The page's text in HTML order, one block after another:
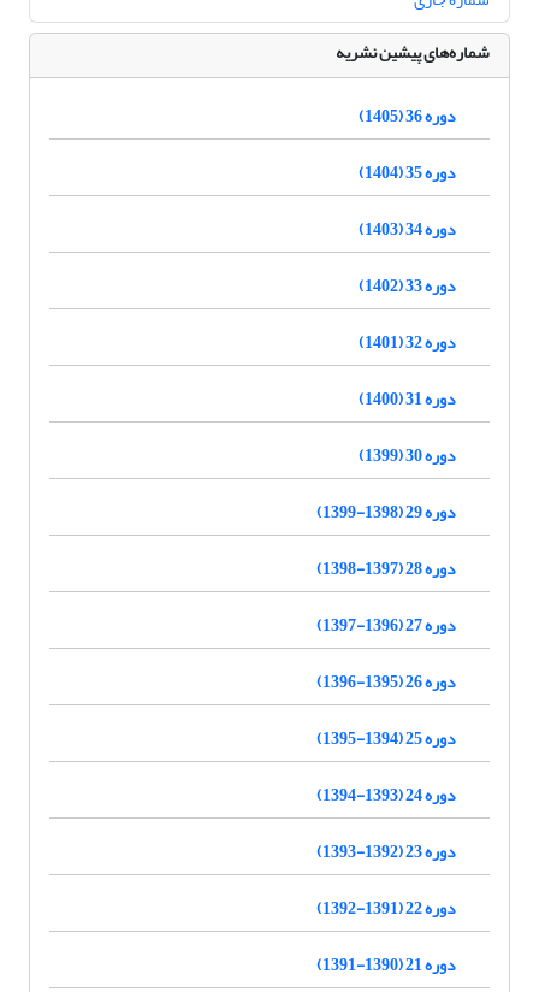
شماره‌های پیشین نشریه
دوره 36 (1405)
دوره 35 (1404)
دوره 34 (1403)
دوره 33 (1402)
دوره 32 (1401)
دوره 31 (1400)
دوره 30 (1399)
دوره 29 (1398-1399)
دوره 28 (1397-1398)
دوره 27 (1396-1397)
دوره 26 (1395-1396)
دوره 25 (1394-1395)
دوره 24 (1393-1394)
دوره 23 (1392-1393)
دوره 22 (1391-1392)
دوره 21 (1390-1391)